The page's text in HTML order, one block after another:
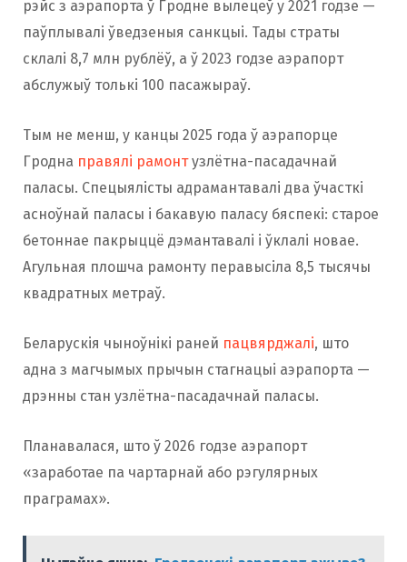
рэйс з аэрапорта ў Гродне вылецеў у 2021 годзе —
паўплывалі ўведзеныя санкцыі. Тады страты
склалі 8,7 млн рублёў, а ў 2023 годзе аэрапорт
абслужыў толькі 100 пасажыраў.
Тым не менш, у канцы 2025 года ў аэрапорце
Гродна правялі рамонтузлётна-пасадачнай
паласы. Спецыялісты адрамантавалі два ўчасткі
асноўнай паласы і бакавую паласу бяспекі: старое
бетоннае пакрыццё дэмантавалі і ўклалі новае.
Агульная плошча рамонту перавысіла 8,5 тысячы
квадратных метраў.
Беларускія чыноўнікі раней пацвярджалі, што
адна з магчымых прычын стагнацыі аэрапорта —
дрэнны стан узлётна-пасадачнай паласы.
Планавалася, што ў 2026 годзе аэрапорт
«заработае па чартарнай або рэгулярных
праграмах».